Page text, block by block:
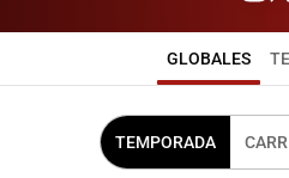
GLOBALES
TEMPORADA